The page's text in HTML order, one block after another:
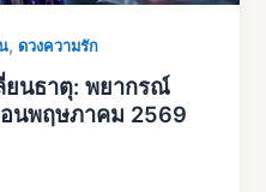
,ดวงความรัก
ยนธาตุ: พยากรณ์
อนพฤษภาคม 2569